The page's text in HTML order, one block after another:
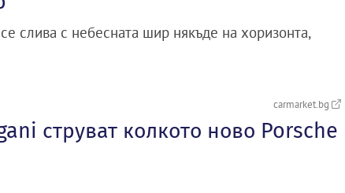
слива с небесната шир някъде на хоризонта,
carmarket.bg
струват колкото ново Porsche